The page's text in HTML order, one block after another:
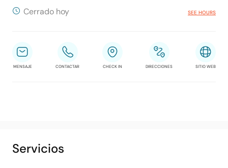
Cerrado hoy
SEE HOURS
MENSAJE CONTACTAR CHECK IN DIRECCIONES SITIO WEB
Servicios